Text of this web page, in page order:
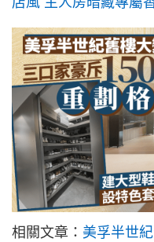
相關文章： 美孚半世